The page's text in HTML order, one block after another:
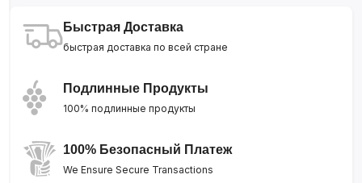
Быстрая Доставка
быстрая доставка по всей стране
Подлинные Продукты
100% подлинные продукты
100% Безопасный Платеж
We Ensure Secure Transactions